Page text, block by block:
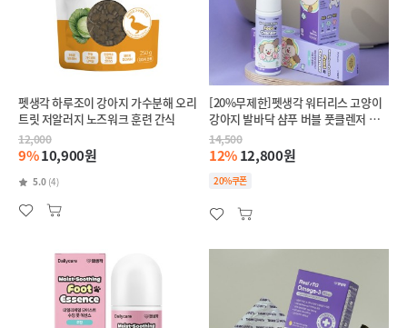
펫생각 하루조이 강아지 가수분해 오리
트릿 저알러지 노즈워크 훈련 간식
12,000
9%10,900원
5.0 (4)
[20%무제한]펫생각 워터리스 고양이
강아지 발바닥 샴푸 버블 풋클렌저 보
습제 세정제 150ml
14,500
12%12,800원
20%쿠폰